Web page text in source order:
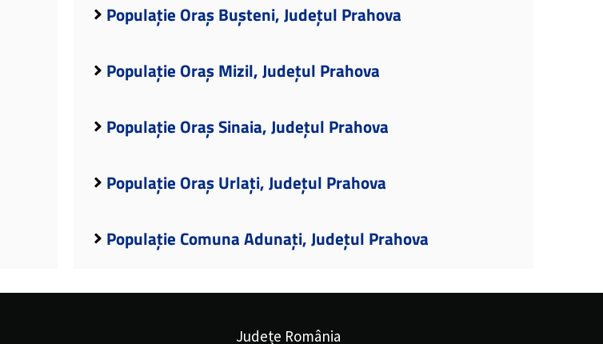
Populație Oraș Bușteni, Județul Prahova
Populație Oraș Mizil, Județul Prahova
Populație Oraș Sinaia, Județul Prahova
Populație Oraș Urlați, Județul Prahova
Populație Comuna Adunați, Județul Prahova
Județe România